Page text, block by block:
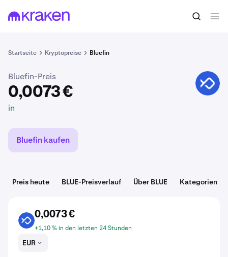
Startseite Kryptopreise Bluefin
0,0073 € BLUE kaufen
Bluefin-Preis
0,0073 €
in
BLUE
Bluefin kaufen
Preis heute BLUE-Preisverlauf Über BLUE Kategorien
BLUE
0,0073 €
+1,10 % in den letzten 24 Stunden
EUR